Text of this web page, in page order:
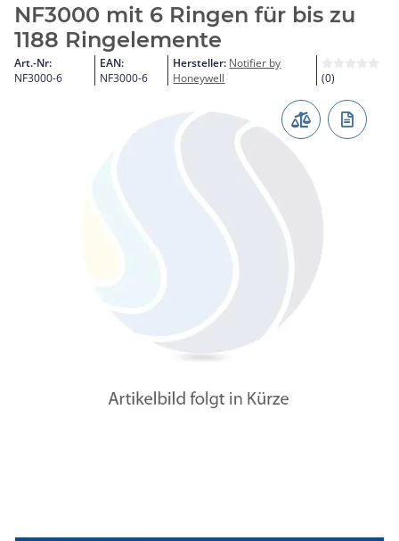
NF3000 mit 6 Ringen für bis zu
1188 Ringelemente
Art.-Nr:
NF3000-6
EAN:
NF3000-6
Hersteller: Notifier by
Honeywell
(0)